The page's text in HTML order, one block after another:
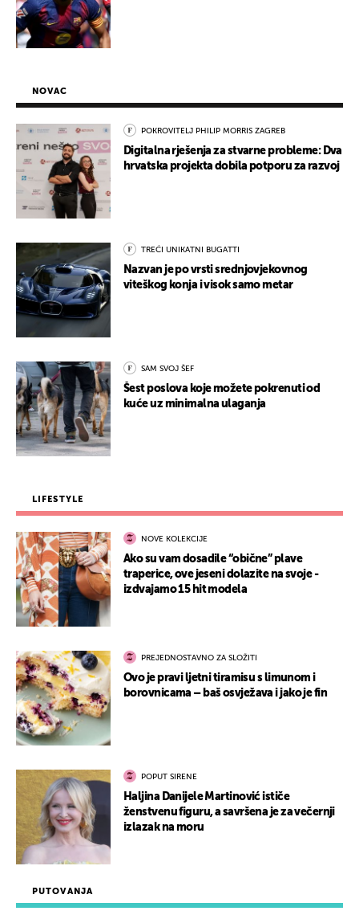
PUTOVANJA
NOVAC
POKROVITELJ PHILIP MORRIS ZAGREB
Digitalna rješenja za stvarne probleme: Dva
hrvatska projekta dobila potporu za razvoj
TREĆI UNIKATNI BUGATTI
Nazvan je po vrsti srednjovjekovnog
viteškog konja i visok samo metar
SAM SVOJ ŠEF
Šest poslova koje možete pokrenuti od
kuće uz minimalna ulaganja
LIFESTYLE
NOVE KOLEKCIJE
Ako su vam dosadile “obične” plave
traperice, ove jeseni dolazite na svoje -
izdvajamo 15 hit modela
PREJEDNOSTAVNO ZA SLOŽITI
Ovo je pravi ljetni tiramisu s limunom i
borovnicama – baš osvježava i jako je fin
POPUT SIRENE
Haljina Danijele Martinović ističe
ženstvenu figuru, a savršena je za večernji
izlazak na moru